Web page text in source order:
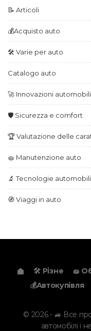
📝 Articoli
💰Acquisto auto
🛠️ Varie per auto
Catalogo auto
🚀 Innovazioni
🛡️ Sicurezza e comfort
🏆 Valutazione delle
🧽 Manutenzione auto
🔬 Tecnologie
🧭 Viaggi in auto
🛠️ Різне 🧽
💰Автокупівля
© 2026 - 🚙 Все
автомобілі і